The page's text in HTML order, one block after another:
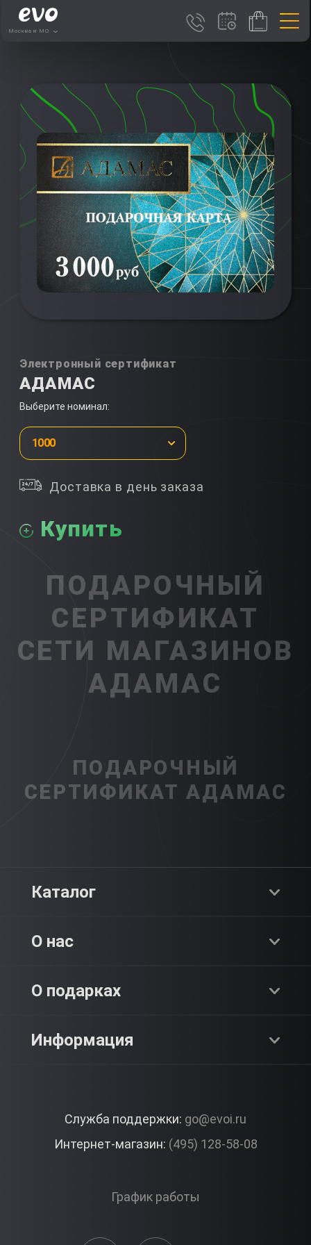
Москва и МО
Электронный сертификат
АДАМАС
Выберите номинал:
1000
Доставка в день заказа
Купить
ПОДАРОЧНЫЙ
СЕРТИФИКАТ
СЕТИ МАГАЗИНОВ
АДАМАС
ПОДАРОЧНЫЙ
СЕРТИФИКАТ АДАМАС
Каталог
Premium
О нас
О компании
Контакты
О подарках
Как это работает?
Вопросы и ответы
Информация
Корпоративные подарки
Служба поддержки: go@evoi.ru
Интернет-магазин: (495) 128-58-08
График работы